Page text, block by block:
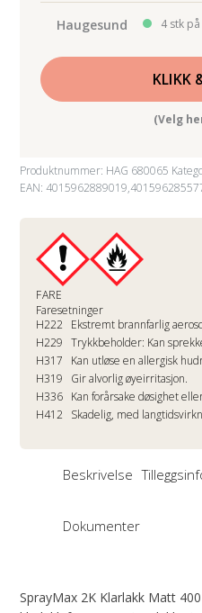
Haugesund 4 stk
KLIKK
(Velg
Produktnummer: HAG 680065
EAN:
FARE
Faresetninger
H222 Ekstremt brannfarlig
H229 Trykkbeholder: Kan
H317
Kan utløse en allergisk
H319
Gir alvorlig øyeirritasjon.
H336 Kan forårsake døsighet
H412 Skadelig, med
Beskrivelse
Dokumenter
SprayMax 2K Klarlakk Matt